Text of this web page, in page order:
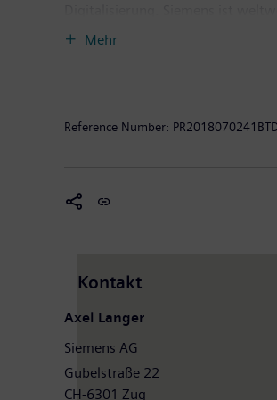
effizienter Stromerzeugungs-
Mehr
Reference Number:
Kontakt
Axel Langer
Siemens AG
Gubelstraße 22
CH-6301 Zug